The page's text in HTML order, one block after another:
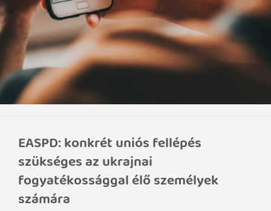
EASPD: konkrét uniós fellépés
szükséges az ukrajnai
fogyatékossággal élő személyek
számára